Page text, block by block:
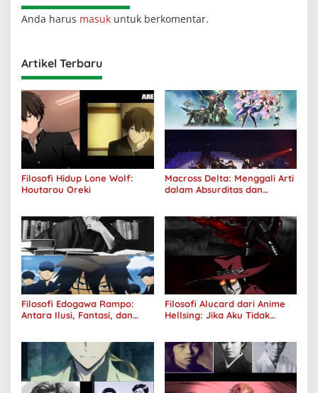
Anda harus masuk untuk berkomentar.
Artikel Terbaru
Filosofi Hidup Lone Wolf:
Houtarou Oreki
Macross Delta: Menggali Arti
dalam Absurditas dan
Filosofi Edogawa Rampo:
Antara Ilusi, Fantasi, dan
Filosofi Alucard dari Anime
Hellsing: Jika Aku Tidak